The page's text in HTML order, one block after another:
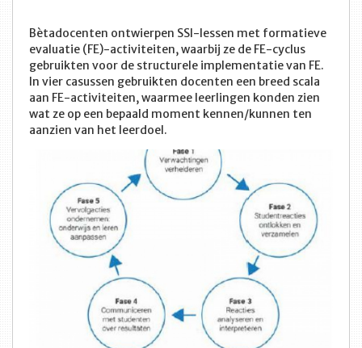
Bètadocenten ontwierpen SSI-lessen met formatieve
evaluatie (FE)-activiteiten, waarbij ze de FE-cyclus
gebruikten voor de structurele implementatie van FE.
In vier casussen gebruikten docenten een breed scala
aan FE-activiteiten, waarmee leerlingen konden zien
wat ze op een bepaald moment kennen/kunnen ten
aanzien van het leerdoel.